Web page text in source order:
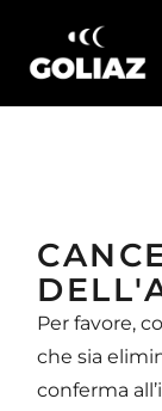
springen
Per favore,
che sia
conferma